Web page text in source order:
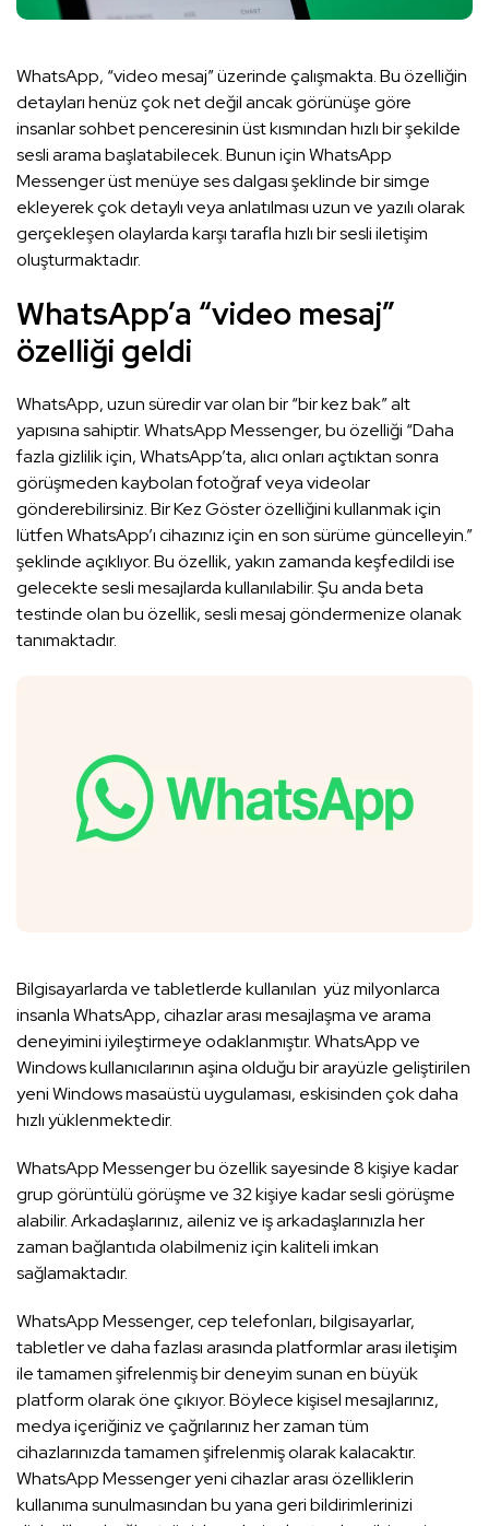
WhatsApp, “video mesaj” üzerinde çalışmakta. Bu özelliğin
detayları henüz çok net değil ancak görünüşe göre
insanlar sohbet penceresinin üst kısmından hızlı bir şekilde
sesli arama başlatabilecek. Bunun için WhatsApp
Messenger üst menüye ses dalgası şeklinde bir simge
ekleyerek çok detaylı veya anlatılması uzun ve yazılı olarak
gerçekleşen olaylarda karşı tarafla hızlı bir sesli iletişim
oluşturmaktadır.
WhatsApp’a “video mesaj”
özelliği geldi
WhatsApp, uzun süredir var olan bir “bir kez bak” alt
yapısına sahiptir. WhatsApp Messenger, bu özelliği “Daha
fazla gizlilik için, WhatsApp’ta, alıcı onları açtıktan sonra
görüşmeden kaybolan fotoğraf veya videolar
gönderebilirsiniz. Bir Kez Göster özelliğini kullanmak için
lütfen WhatsApp’ı cihazınız için en son sürüme güncelleyin.”
şeklinde açıklıyor. Bu özellik, yakın zamanda keşfedildi ise
gelecekte sesli mesajlarda kullanılabilir. Şu anda beta
testinde olan bu özellik, sesli mesaj göndermenize olanak
tanımaktadır.
Bilgisayarlarda ve tabletlerde kullanılan yüz milyonlarca
insanla WhatsApp, cihazlar arası mesajlaşma ve arama
deneyimini iyileştirmeye odaklanmıştır. WhatsApp ve
Windows kullanıcılarının aşina olduğu bir arayüzle geliştirilen
yeni Windows masaüstü uygulaması, eskisinden çok daha
hızlı yüklenmektedir.
WhatsApp Messenger bu özellik sayesinde 8 kişiye kadar
grup görüntülü görüşme ve 32 kişiye kadar sesli görüşme
alabilir. Arkadaşlarınız, aileniz ve iş arkadaşlarınızla her
zaman bağlantıda olabilmeniz için kaliteli imkan
sağlamaktadır.
WhatsApp Messenger, cep telefonları, bilgisayarlar,
tabletler ve daha fazlası arasında platformlar arası iletişim
ile tamamen şifrelenmiş bir deneyim sunan en büyük
platform olarak öne çıkıyor. Böylece kişisel mesajlarınız,
medya içeriğiniz ve çağrılarınız her zaman tüm
cihazlarınızda tamamen şifrelenmiş olarak kalacaktır.
WhatsApp Messenger yeni cihazlar arası özelliklerin
kullanıma sunulmasından bu yana geri bildirimlerinizi